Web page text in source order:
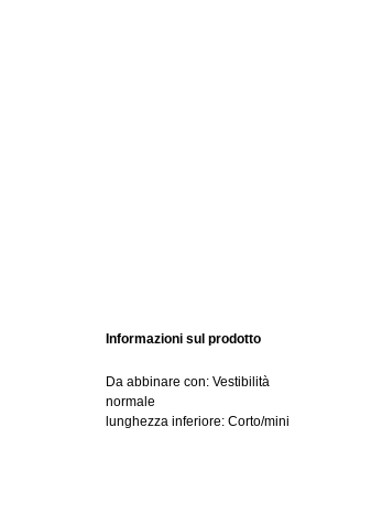
Informazioni sul prodotto
Da abbinare con: Vestibilità
normale
lunghezza inferiore: Corto/mini